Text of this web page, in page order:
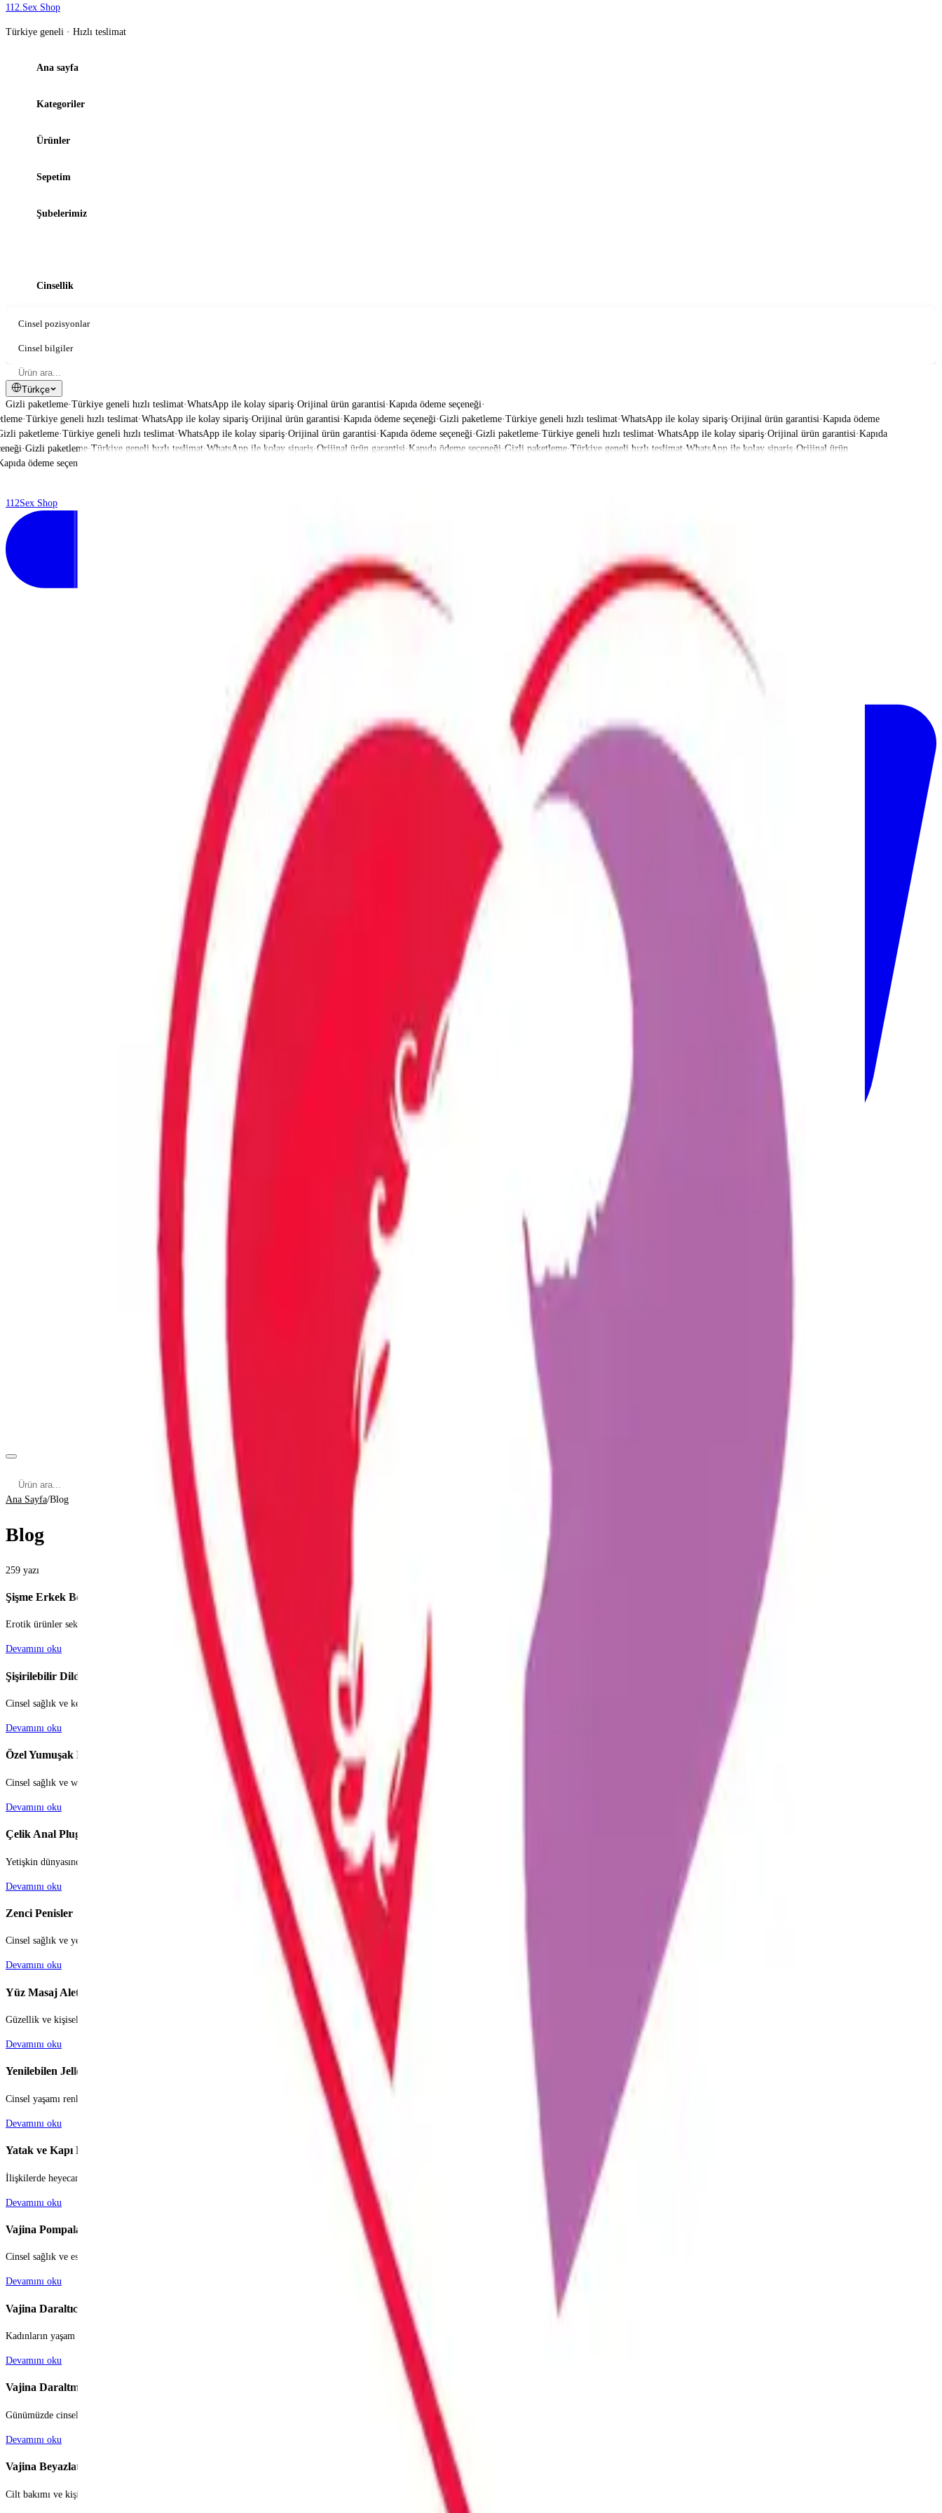
112.Sex Shop
Türkiye geneli · Hızlı teslimat
Ana sayfa
Kategoriler
Ürünler
Sepetim
Şubelerimiz
Cinsellik
Cinsel pozisyonlar
Cinsel bilgiler
Türkçe
Gizli paketleme·Türkiye geneli hızlı teslimat·WhatsApp ile kolay sipariş·Orijinal ürün garantisi·Kapıda ödeme seçeneği·
·Türkiye geneli hızlı teslimat·WhatsApp ile kolay sipariş·Orijinal ürün garantisi·Kapıda ödeme seçeneği·Gizli paketleme·Türkiye geneli hızlı teslimat·WhatsApp ile kolay sipariş·Orijinal ürün garantisi·Kapıda ödeme
paketleme·Türkiye geneli hızlı teslimat·WhatsApp ile kolay sipariş·Orijinal ürün garantisi·Kapıda ödeme seçeneği·Gizli paketleme·Türkiye geneli hızlı teslimat·WhatsApp ile kolay sipariş·Orijinal ürün garantisi·Kapıda
·Gizli paketleme·Türkiye geneli hızlı teslimat·WhatsApp ile kolay sipariş·Orijinal ürün garantisi·Kapıda ödeme seçeneği·Gizli paketleme·Türkiye geneli hızlı teslimat·WhatsApp ile kolay sipariş·Orijinal ürün
ödeme seçeneği
112Sex Shop
Cinsel Bilgiler Cinsel Pozisyonlar
Ana Sayfa/Blog
Blog
259 yazı
Şişme Erkek Bebekler
Erotik ürünler sektörü, bireysel ihtiyaçların ve fantezilerin özgürce keşfedilmesini sağlayan, modern dünyada tabuları yıkan geniş bir ye...
Devamını oku
Şişirilebilir Dildo ve Pluglar
Cinsel sağlık ve keyif dünyası, teknolojinin gelişmesiyle birlikte her geçen gün daha inovatif ürünlerle tanışmaktadır. Bu yenilikçi yakl...
Devamını oku
Özel Yumuşak Penisler
Cinsel sağlık ve wellness dünyası, bireylerin kendilerini keşfetme ve partnerleriyle olan bağlarını güçlendirme yolculuğunda her geçen gü...
Devamını oku
Çelik Anal Pluglar
Yetişkin dünyasında hem estetik görünümü hem de benzersiz hissiyle öne çıkan çelik anal pluglar, son yıllarda fantezi dünyasının en çok t...
Devamını oku
Zenci Penisler
Cinsel sağlık ve yetişkin oyuncakları sektörü, bireylerin ve çiftlerin kendilerini keşfetmelerine, rutinlerini renklendirmelerine ve cins...
Devamını oku
Yüz Masaj Aleti
Güzellik ve kişisel bakım dünyası, her geçen gün yenilenen trendlerle ve teknolojik gelişmelerle evrilmeye devam ediyor. Son yılların en...
Devamını oku
Yenilebilen Jeller
Cinsel yaşamı renklendirmek, monotonluktan uzaklaşmak ve partnerler arasındaki bağı güçlendirmek için küçük ama etkili dokunuşlar her zam...
Devamını oku
Yatak ve Kapı Kelepçeleri
İlişkilerde heyecanı ve tutkuyu canlı tutmak, monotonluktan uzaklaşmak çiftlerin bağını güçlendiren en önemli unsurlardan biridir. Farklı...
Devamını oku
Vajina Pompaları
Cinsel sağlık ve esenlik, modern yaşamın ve genel yaşam kalitesinin ayrılmaz bir parçasıdır. Bireylerin veya çiftlerin cinsel hayatlarını...
Devamını oku
Vajina Daraltıcı
Kadınların yaşam kalitesini, özgüvenini ve cinsel sağlığını doğrudan etkileyen unsurlardan biri de vajinal formun korunmasıdır. Zaman içe...
Devamını oku
Vajina Daraltma Makinesi
Günümüzde cinsel sağlık ve yaşam kalitesi, bireylerin ve çiftlerin genel mutluluğu üzerinde doğrudan belirleyici bir rol oynamaktadır. Ka...
Devamını oku
Vajina Beyazlatıcı
Cilt bakımı ve kişisel bakım rutinleri, günümüzde sadece yüz veya vücudun görünen bölgeleriyle sınırlı kalmayıp, estetik ve iyi hissetme...